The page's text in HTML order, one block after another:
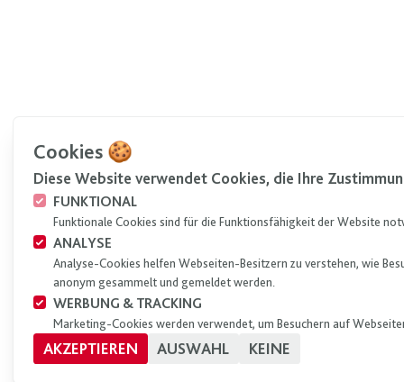
Cookies 🍪
Diese Website verwendet Cookies, die Ihre
FUNKTIONAL
Funktionale Cookies sind für die Funktionsfähigkeit der Website
ANALYSE
Analyse-Cookies helfen Webseiten-Besitzern zu verstehen, wie
anonym gesammelt und gemeldet werden.
WERBUNG & TRACKING
Marketing-Cookies werden verwendet, um Besuchern auf
AKZEPTIEREN AUSWAHL KEINE